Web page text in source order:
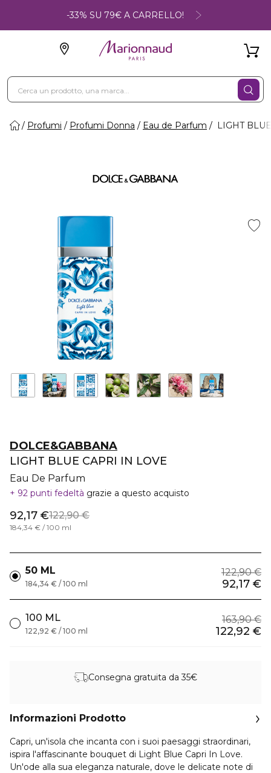
-33% SU 79€ A CARRELLO!
Profumi Profumi Donna Eau de Parfum LIGHT
DOLCE&GABBANA
LIGHT BLUE CAPRI IN LOVE
Eau De Parfum
92 punti fedeltà grazie a questo acquisto
92,17 €122,90 €
184,34 € / 100 ml
50 ML 122,90 €
92,17 €
184,34 € / 100 ml
100 ML 163,90 €
122,92 €
122,92 € / 100 ml
Consegna gratuita da 35€
Informazioni Prodotto
Capri, un'isola che incanta con i suoi paesaggi straordinari,
ispira l'affascinante bouquet di Light Blue Capri In Love.
Un'ode alla sua eleganza naturale, dove le delicate note di